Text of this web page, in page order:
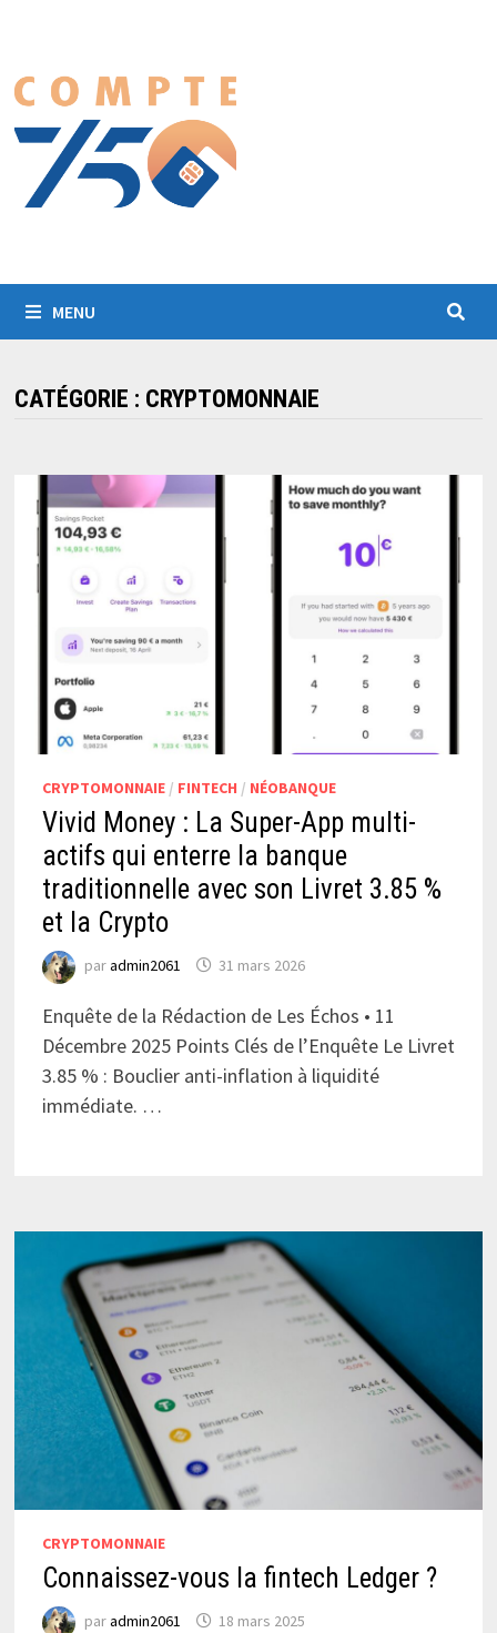
contenu
MENU
CATÉGORIE : CRYPTOMONNAIE
CRYPTOMONNAIE/ FINTECH / NÉOBANQUE
Vivid Money : La Super-App multi-
actifs qui enterre la banque
traditionnelle avec son Livret 3.85 %
et la Crypto
paradmin2061 31 mars 2026
Enquête de la Rédaction de Les Échos • 11
Décembre 2025 Points Clés de l’Enquête Le Livret
3.85 % : Bouclier anti-inflation à liquidité
immédiate. …
CRYPTOMONNAIE
Connaissez-vous la fintech Ledger ?
paradmin2061 18 mars 2025